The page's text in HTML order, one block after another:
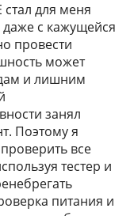
для меня
с кажущейся
провести
может
и лишним
занял
Поэтому я
все
тестер и
питания и